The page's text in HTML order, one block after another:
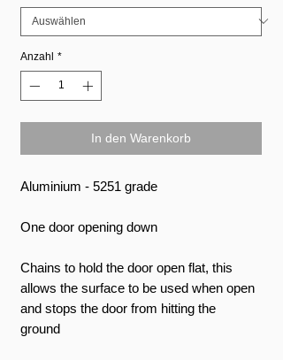
Anzahl *
In den Warenkorb
Aluminium - 5251 grade
One door opening down
Chains to hold the door open flat, this
allows the surface to be used when open
and stops the door from hitting the
ground